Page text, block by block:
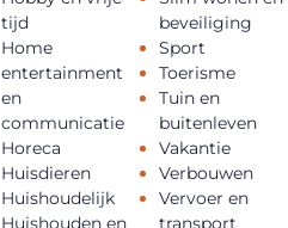
tijd
Home
entertainment
en
communicatie
Horeca
Huisdieren
Huishoudelijk
Huishouden en
beveiliging
Sport
Toerisme
Tuin en
buitenleven
Vakantie
Verbouwen
Vervoer en
transport